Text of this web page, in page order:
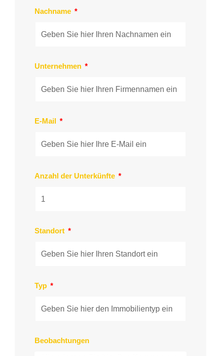
Nachname
Unternehmen
E-Mail
Anzahl der Unterkünfte
Standort
Typ
Beobachtungen